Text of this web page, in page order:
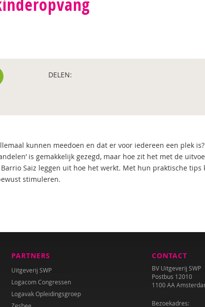
DELEN:
kunnen meedoen en dat er voor iedereen een plek
is gemakkelijk gezegd, maar hoe zit het met de
Saiz leggen uit hoe het werkt. Met hun praktische tips
stimuleren.
PARTNERS
Uitgeverij SWP
Logacom Congressen
Logavak Opleidingsgroep
CONTACT
BV Uitgeverij SWP
Postbus 12010
1100 AA
Bezoekadres: